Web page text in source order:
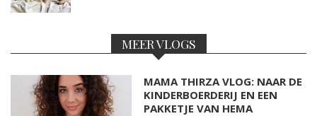
MEER VLOGS
MAMA THIRZA VLOG: NAAR DE
KINDERBOERDERIJ EN EEN
PAKKETJE VAN HEMA